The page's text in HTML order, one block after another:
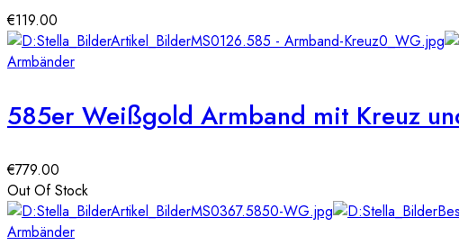
€119.00
Armbänder
585er Weißgold Armband mit Kreuz
€779.00
Out Of Stock
Armbänder